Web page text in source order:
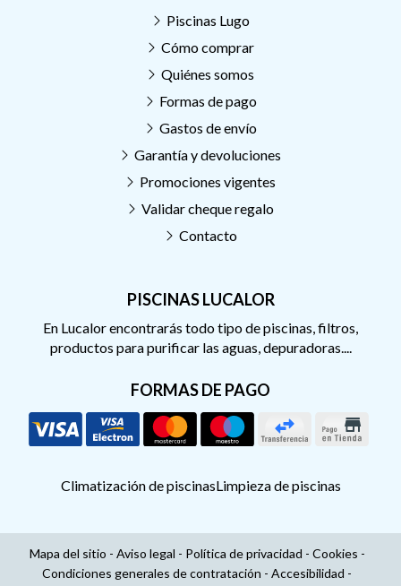
PISCINAS LUCALOR
En Lucalor encontrarás todo tipo de piscinas, filtros,
productos para purificar las aguas, depuradoras....
FORMAS DE PAGO
Piscinas Lugo
Cómo comprar
Quiénes somos
Formas de pago
Gastos de envío
Garantía y devoluciones
Promociones vigentes
Validar cheque regalo
Contacto
Climatización de piscinasLimpieza de piscinas
Mapa del sitio - Aviso legal - Política de privacidad - Cookies -
Condiciones generales de contratación - Accesibilidad -